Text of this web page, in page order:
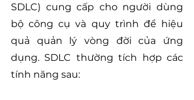
SDLC) cung cấp cho người dùng
bộ công cụ và quy trình để hiệu
quả quản lý vòng đời của ứng
dụng. SDLC thường tích hợp các
tính năng sau: